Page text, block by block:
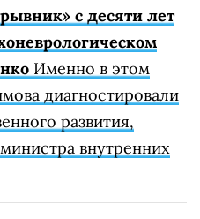
с десяти лет
Именно в этом
диагностировали
развития,
внутренних